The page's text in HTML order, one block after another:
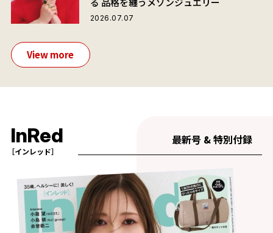
2026.07.07
View more
InRed
［インレッド］
最新号 & 特別付録